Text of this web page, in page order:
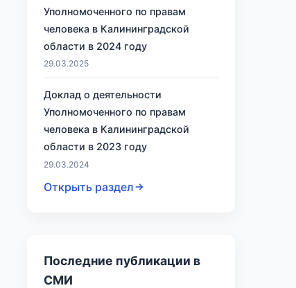
Уполномоченного по правам
человека в Калининградской
области в 2024 году
29.03.2025
Доклад о деятельности
Уполномоченного по правам
человека в Калининградской
области в 2023 году
29.03.2024
Открыть раздел
Последние публикации в
СМИ